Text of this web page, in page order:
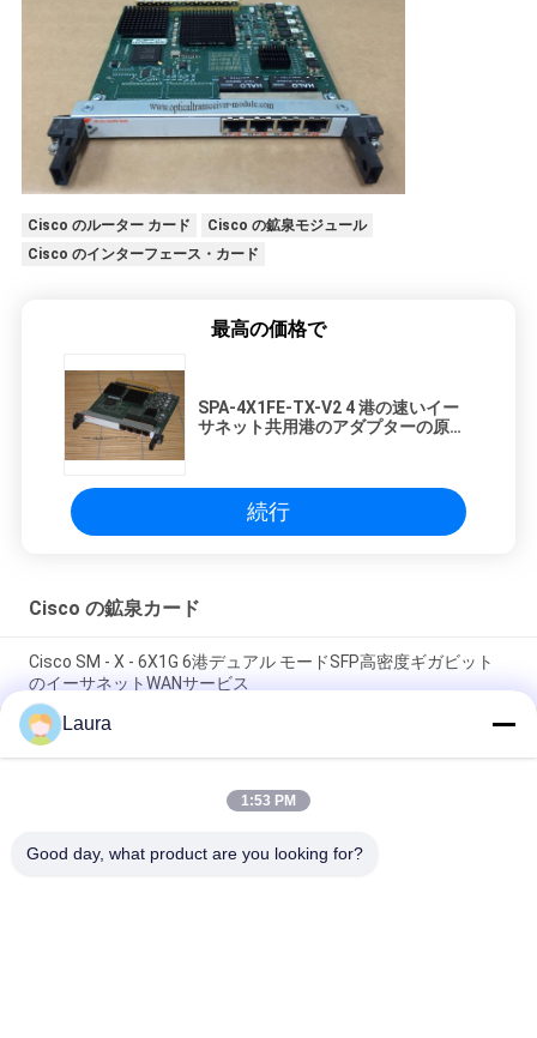
Cisco のルーター カード
Cisco の鉱泉モジュール
Cisco のインターフェース・カード
最高の価格で
SPA-4X1FE-TX-V2 4 港の速いイー
サネット共用港のアダプターの原物
続行
Cisco の鉱泉カード
Cisco SM - X - 6X1G 6港デュアル モードSFP高密度ギガビット
のイーサネットWANサービス
4000ルーターのCiscoの鉱泉カードISR4331 3GE 2NIM IPの基礎
ネットワーク ファイアウォール
Cisco NXK-MEM-16GB= Nexus 9000 シリーズ スイッチ用の
Laura
1:53 PM
Good day, what product are you looking for?